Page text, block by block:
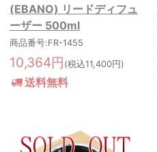
(EBANO) リードディフュ
ーザー 500ml
商品番号:FR-1455
10,364円 (税込11,400円)
送料無料